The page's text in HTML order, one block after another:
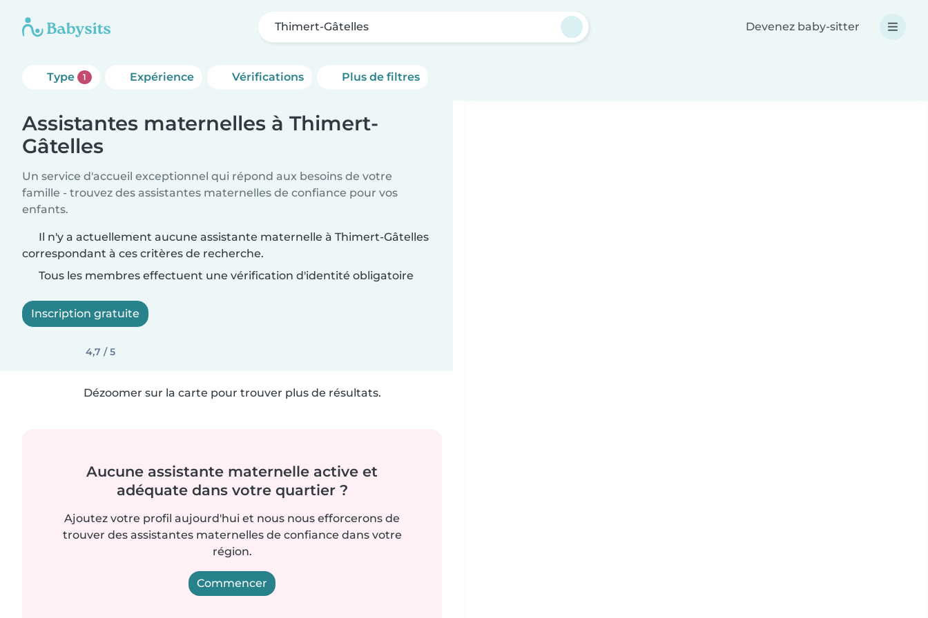
Thimert-Gâtelles Devenez baby-sitter
Type 1 Expérience Vérifications Plus de filtres
Assistantes maternelles à Thimert-
Gâtelles
Un service d'accueil exceptionnel qui répond aux besoins de votre
famille - trouvez des assistantes maternelles de confiance pour vos
enfants.
Il n'y a actuellement aucune assistante maternelle à Thimert-Gâtelles
correspondant à ces critères de recherche.
Tous les membres effectuent une vérification d'identité obligatoire
Inscription gratuite
4,7 / 5
Dézoomer sur la carte pour trouver plus de résultats.
Aucune assistante maternelle active et
adéquate dans votre quartier ?
Ajoutez votre profil aujourd'hui et nous nous efforcerons de
trouver des assistantes maternelles de confiance dans votre
région.
Commencer